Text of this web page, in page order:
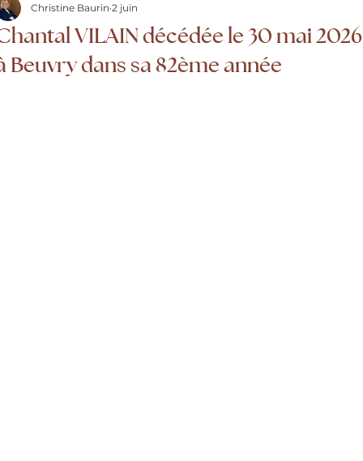
VILAIN décédée le 30 mai 2026
Beuvry dans sa 82ème année
Christine Baurin 2 juin